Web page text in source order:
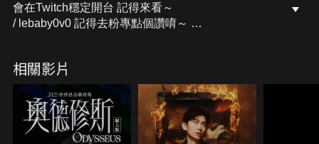
會在Twitch穩定開台 記得來看～
/ lebaby0v0 記得去粉專點個讚唷～
/ lebaby0v0 Instagram：lebaby0v0
/ lebaby0v0 本頻道授權相關請洽詢：
littlefish@mesports.com.tw
若非此窗口授權，一律概不承認。
業務合作請洽：san710501@mesports.com.tw
相關影片